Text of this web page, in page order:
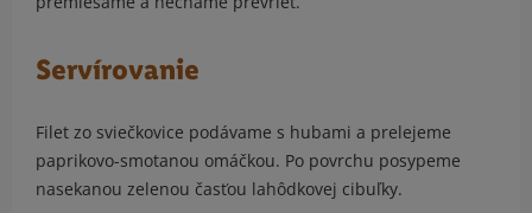
Servírovanie
Filet zo sviečkovice podávame s hubami a prelejeme
paprikovo-smotanou omáčkou. Po povrchu posypeme
nasekanou zelenou časťou lahôdkovej cibuľky.